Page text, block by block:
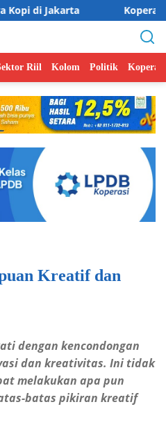
Koperasi BMI Group
Riil Kolom Politik Koperasi
Kreatif dan
dengan kencondongan
dan kreativitas. Ini tidak
melakukan apa pun
batas pikiran kreatif